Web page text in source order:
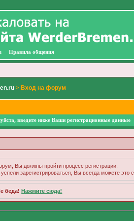
Правила общения
> Вход на форум
введите ниже Ваши регистрационные данные
Вы должны пройти процесс регистрации.
зарегистрироваться, Вы всегда можете это
беда!Нажмите сюда!